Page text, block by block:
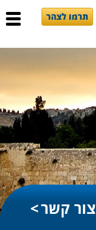
תרמו לצהר
צור קשר